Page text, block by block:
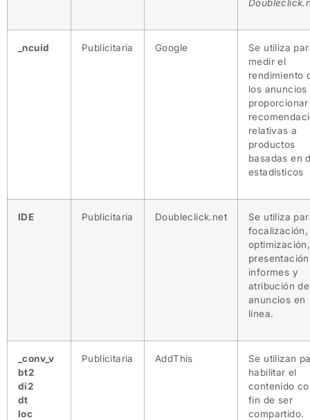
_ncuid Publicitaria Google
Se utiliza
medir el
rendimiento
los anuncios
proporcionar
relativas a
productos
basadas en
estadísticos
IDE Publicitaria Doubleclick.net
Se utiliza
focalización,
optimización,
informes y
atribución de
anuncios en
línea.
_conv_v
bt2
di2
dt
loc
Publicitaria AddThis
Se utilizan
habilitar el
contenido
fin de ser
compartido.